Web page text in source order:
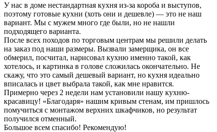
У нас в доме нестандартная кухня из-за короба и выступов,
поэтому готовые кухни (хоть они и дешевле) — это не наш
вариант. Мы с мужем много где были, но не нашли
подходящего варианта.
После всех походов по торговым центрам мы решили делать
на заказ под наши размеры. Вызвали замерщика, он все
обмерил, посчитал, нарисовал кухню именно такой, как
хотелось, и картинка в голове сложилась окончательно. Не
скажу, что это самый дешевый вариант, но кухня идеально
вписалась и цвет выбрала такой, как мне нравится.
Примерно через 2 недели нам установили нашу кухню-
красавицу! «Благодаря» нашим кривым стенам, им пришлось
помучиться с монтажом верхних шкафчиков, но результат
получился отменный.
Большое всем спасибо! Рекомендую!